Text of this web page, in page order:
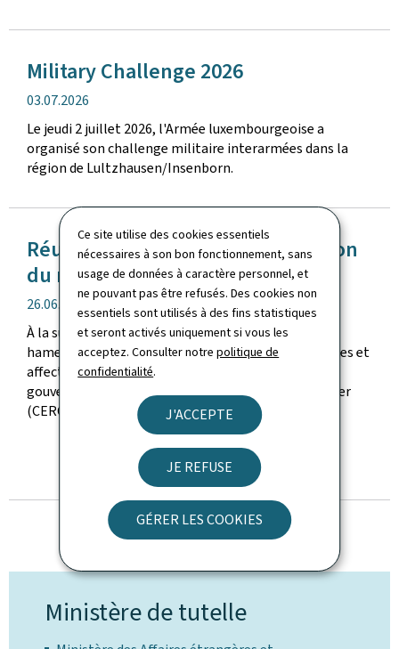
Ce site utilise des cookies essentiels
nécessaires à son bon fonctionnement, sans
usage de données à caractère personnel, et
ne pouvant pas être refusés. Des cookies non
essentiels sont utilisés à des fins statistiques
et seront activés uniquement si vous les
acceptez. Consulter notrepolitique de
confidentialité.
J'ACCEPTE
JE REFUSE
GÉRER LES COOKIES
Military Challenge 2026
date
de
publication
03.07.2026
Le jeudi 2 juillet 2026, l'Armée luxembourgeoise a
organisé son challenge militaire interarmées dans la
région de Lultzhausen/Insenborn.
Réunion d'une Cellule d'évaluation
du risque cyber (CERC)
date
de
publication
26.06.2026
À la suite d'un incident de type spearphishing (ou
hameçonnage) ciblant des postes de travail étatiques et
affectant par la suite le système d'information du
gouvernement, la Cellule d'évaluation du risque cyber
(CERC) s'est réunie ce vendredi ...
TOUTES LES ACTUALITÉS
Ministère de tutelle